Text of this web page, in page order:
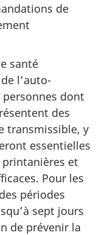
de
santé
l’auto-
dont
des
transmissible, y
essentielles
et
Pour les
périodes
sept jours
de prévenir la